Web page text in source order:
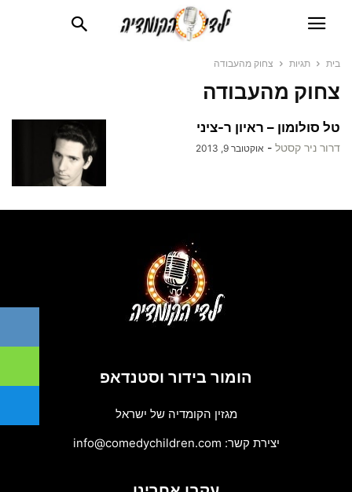
בית תגיות צחוק מהעבודה
צחוק מהעבודה
טל סולומון – ראיון ר-ציני
דרור ניר קסטל - אוקטובר 9, 2013
הומור בידור וסטנדאפ
מגזין הקומדיה של ישראל
יצירת קשר: info@comedychildren.com